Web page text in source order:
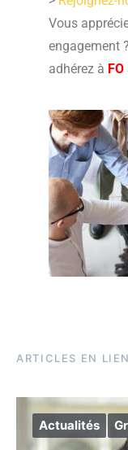
Vous
engagement
adhérez à FO
ARTICLES EN LIEN
Actualités